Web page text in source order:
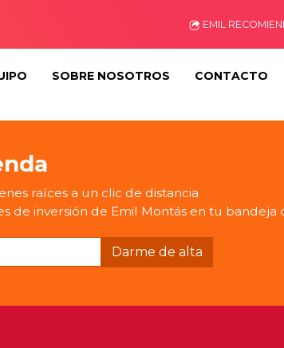
EMIL
SOBRE NOSOTROS CONTACTO
raíces a un clic de distancia
de inversión de Emil Montás en tu bandeja